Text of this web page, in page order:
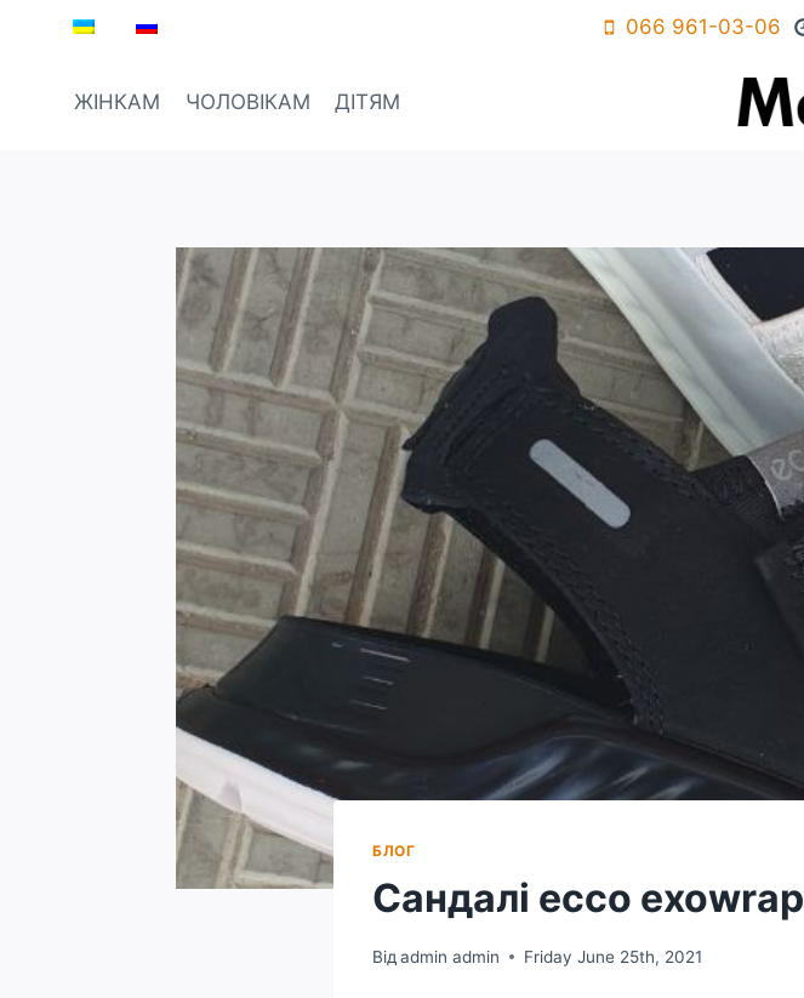
Перейти
066 961-03-06
ЖІНКАМ ЧОЛОВІКАМ ДІТЯМ
БЛОГ
Сандалі ecco exowrap
Від admin admin Friday June 25th, 2021